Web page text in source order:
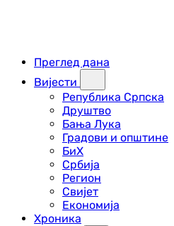
Преглед дана
Вијести
Република Српска
Друштво
Бања Лука
Градови и општине
БиХ
Србија
Регион
Свијет
Економија
Хроника